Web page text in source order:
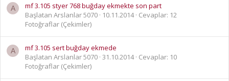
A
mf 3.105 styer 768 buğday ekmekte son part
Başlatan Arslanlar 5070
10.11.2014 Cevaplar: 12
Fotoğraflar (Çekimler)
A
mf 3.105 sert buğday ekmede
Başlatan Arslanlar 5070 31.10.2014 Cevaplar: 10
Fotoğraflar (Çekimler)